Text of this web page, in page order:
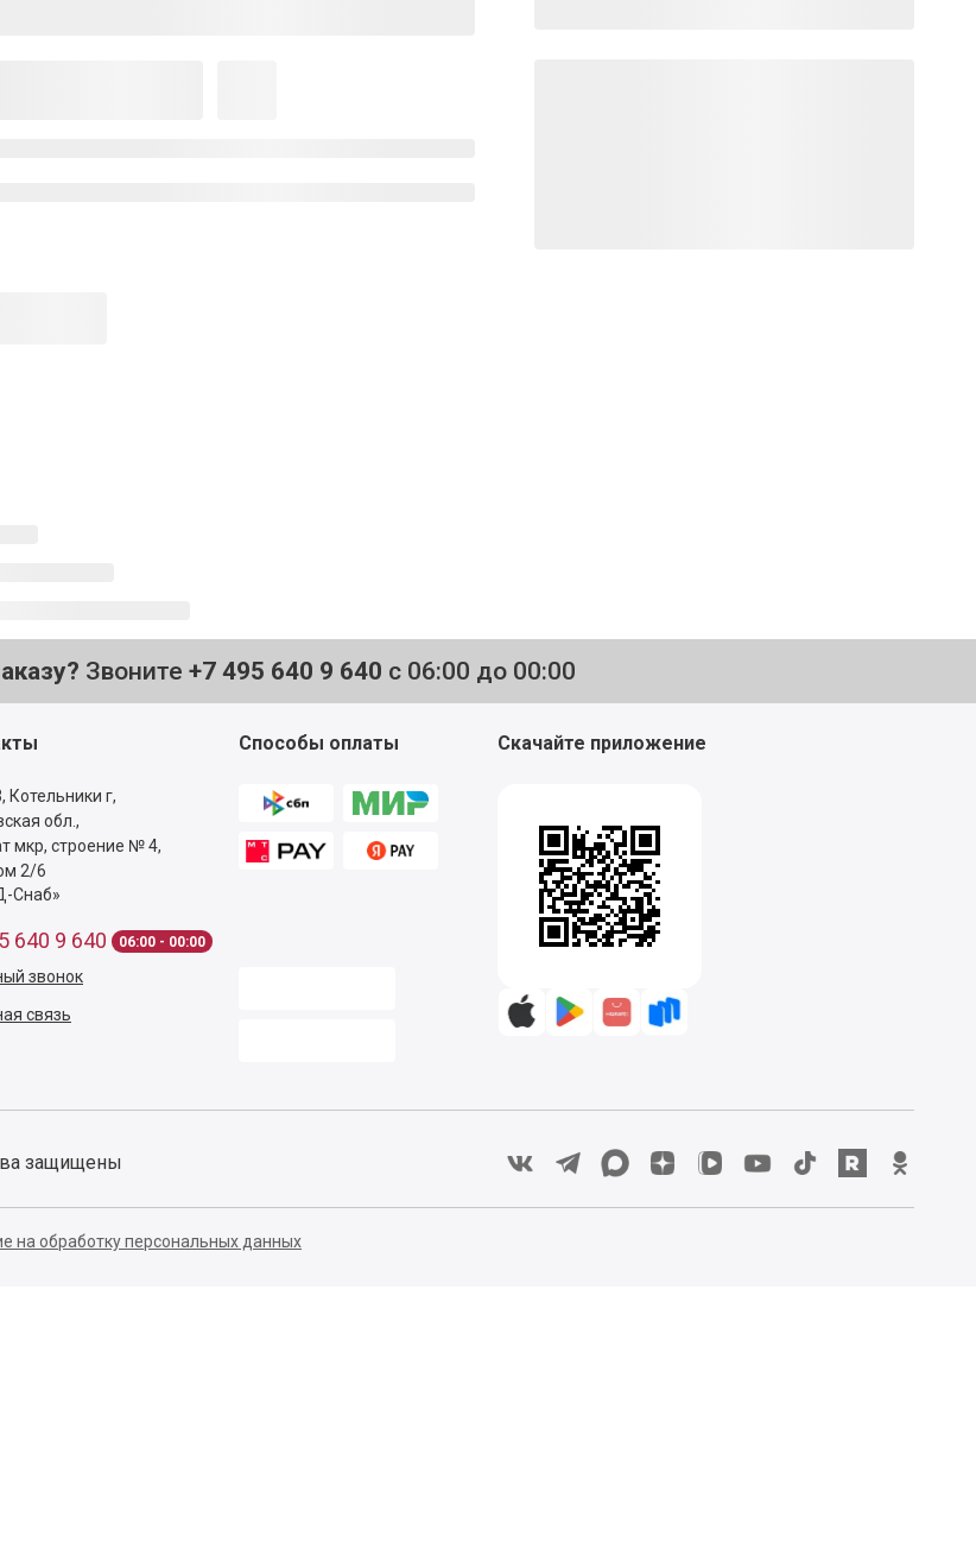
Звоните +7 495 640 9 640 с 06:00 до 00:00
Котельники г,
обл.,
мкр, строение № 4,
2/6
Снаб»
640 9 640 06:00 - 00:00
звонок
связь
Способы оплаты Скачайте приложение
защищены
на обработку персональных данных